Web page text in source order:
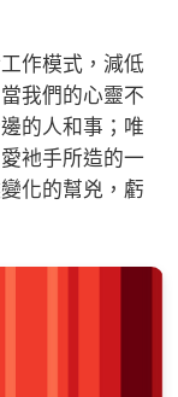
作模式，減低
我們的心靈不
的人和事；唯
衪手所造的一
化的幫兇，虧